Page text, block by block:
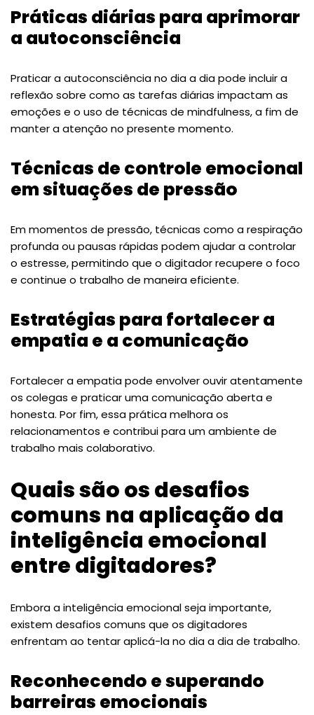
Práticas diárias para aprimorar
a autoconsciência
Praticar a autoconsciência no dia a dia pode incluir a
reflexão sobre como as tarefas diárias impactam as
emoções e o uso de técnicas de mindfulness, a fim de
manter a atenção no presente momento.
Técnicas de controle emocional
em situações de pressão
Em momentos de pressão, técnicas como a respiração
profunda ou pausas rápidas podem ajudar a controlar
o estresse, permitindo que o digitador recupere o foco
e continue o trabalho de maneira eficiente.
Estratégias para fortalecer a
empatia e a comunicação
Fortalecer a empatia pode envolver ouvir atentamente
os colegas e praticar uma comunicação aberta e
honesta. Por fim, essa prática melhora os
relacionamentos e contribui para um ambiente de
trabalho mais colaborativo.
Quais são os desafios
comuns na aplicação da
inteligência emocional
entre digitadores?
Embora a inteligência emocional seja importante,
existem desafios comuns que os digitadores
enfrentam ao tentar aplicá-la no dia a dia de trabalho.
Reconhecendo e superando
barreiras emocionais